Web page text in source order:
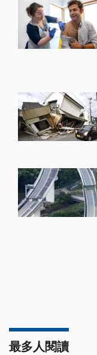
最多人閱讀